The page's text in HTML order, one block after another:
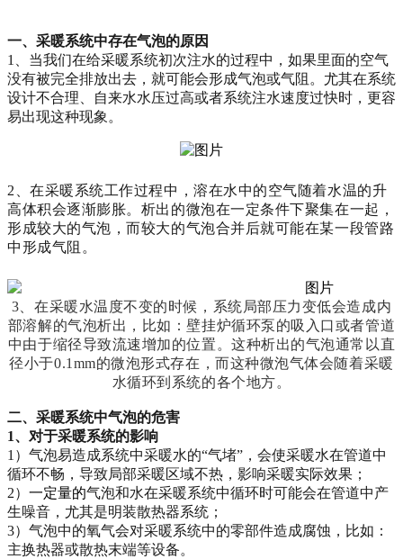
一、采暖系统中存在气泡的原因
1、当我们在给采暖系统初次注水的过程中，如果里面的空气
没有被完全排放出去，就可能会形成气泡或气阻。尤其在系统
设计不合理、自来水水压过高或者系统注水速度过快时，更容
易出现这种现象。
2、在采暖系统工作过程中，溶在水中的空气随着水温的升
高体积会逐渐膨胀。析出的微泡在一定条件下聚集在一起，
形成较大的气泡，而较大的气泡合并后就可能在某一段管路
中形成气阻。
3、 在采暖水温度不变的时候 ，系统局部压力变低会造成内
部溶解的气泡析出，比如 ：壁挂炉循环泵的吸入口或者管道
中由于缩径导致流速增加的位置 。这种析出的气泡通常 以直
径小于0.1mm的微泡形式存在，而这种微泡气体会随着采暖
水循环到系统的各个地方。
二、 采暖系统中气泡的危害
1、对于采暖系统的影响
1 ） 气泡易造成系统中采暖水的“气堵”，会使采暖水在管道中
循环不畅，导致局部采暖区域不热，影响采暖实际效果；
2） 一定量的气泡和水在采暖系统中循环时可能会在管道中产
生噪音，尤其是明装散热器系统；
3） 气泡中的氧气会对采暖系统中的零部件造成腐蚀， 比如：
主换热器或散热末端等设备。